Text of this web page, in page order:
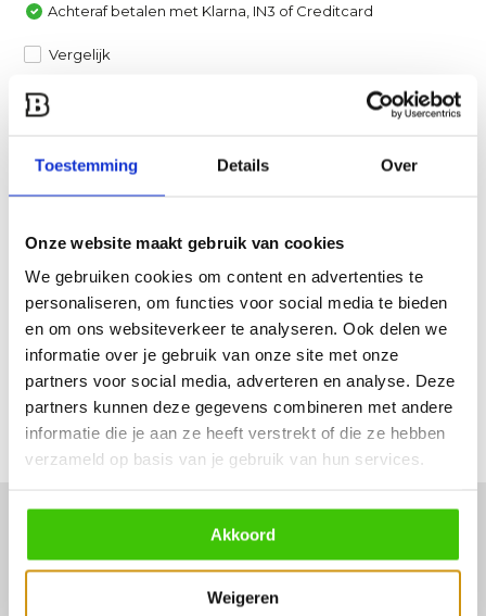
Toestemming Details Over
Onze website maakt gebruik van cookies
We gebruiken cookies om content en advertenties te
personaliseren, om functies voor social media te bieden
en om ons websiteverkeer te analyseren. Ook delen we
informatie over je gebruik van onze site met onze
partners voor social media, adverteren en analyse. Deze
partners kunnen deze gegevens combineren met andere
informatie die je aan ze heeft verstrekt of die ze hebben
verzameld op basis van je gebruik van hun services.
Akkoord
Weigeren
Achteraf betalen met Klarna, IN3 of Creditcard
Vergelijk
Heb je een vraag over dit product?
Productomschrijving
Specificaties
Reviews
Delen
Hulp of advies nodig?
Vraag het een van onze specialisten!